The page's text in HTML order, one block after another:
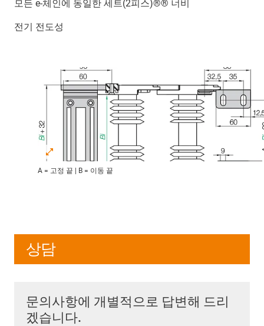
모든 e-체인에 동일한 세트(2피스)®® 너비
전기 전도성
A = 고정 끝 | B = 이동 끝
상담
문의사항에 개별적으로 답변해 드리
겠습니다.